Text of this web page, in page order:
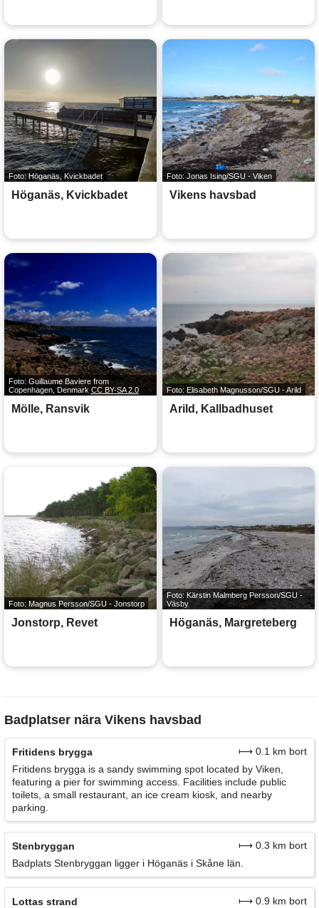
Foto: Höganäs, Kvickbadet
Höganäs, Kvickbadet
Foto: Jonas Ising/SGU - Viken
Vikens havsbad
Foto: Guillaume Baviere from
Copenhagen, DenmarkCC BY-SA 2.0
Mölle, Ransvik
Foto: Elisabeth Magnusson/SGU - Arild
Arild, Kallbadhuset
Foto: Magnus Persson/SGU - Jonstorp
Jonstorp, Revet
Foto: Kärstin Malmberg Persson/SGU -
Väsby
Höganäs, Margreteberg
Badplatser nära Vikens havsbad
Fritidens brygga
⟼ 0.1 km bort
Fritidens brygga is a sandy swimming spot located by Viken,
featuring a pier for swimming access. Facilities include public
toilets, a small restaurant, an ice cream kiosk, and nearby
parking.
Stenbryggan
⟼ 0.3 km bort
Badplats Stenbryggan ligger i Höganäs i Skåne län.
Lottas strand
⟼ 0.9 km bort